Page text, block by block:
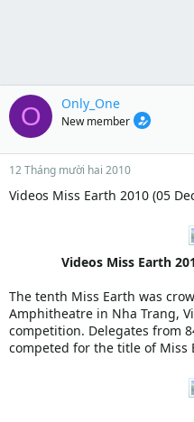
O Only_One
New member
12 Tháng mười hai 2010
Videos Miss Earth 2010 (05
Videos Miss Earth
The tenth Miss Earth was
Amphitheatre in Nha Trang,
competition. Delegates from
competed for the title of Miss